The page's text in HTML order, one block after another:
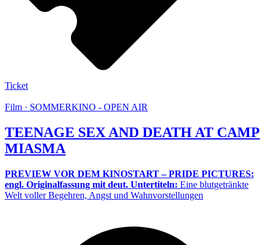
Ticket
Film · SOMMERKINO - OPEN AIR
TEENAGE SEX AND DEATH AT CAMP
MIASMA
PREVIEW VOR DEM KINOSTART – PRIDE PICTURES:
engl. Originalfassung mit deut. Untertiteln: Eine blutgetränkte
Welt voller Begehren, Angst und Wahnvorstellungen